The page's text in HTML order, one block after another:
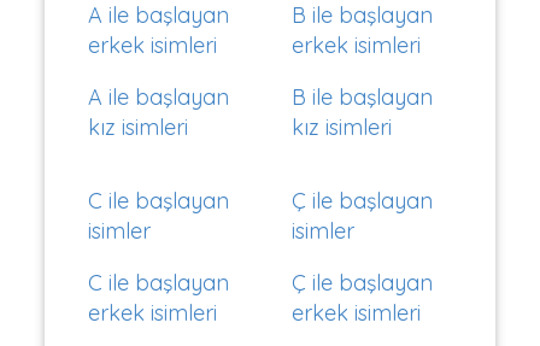
A ile başlayan
erkek isimleri
A ile başlayan
kız isimleri
B ile başlayan
erkek isimleri
B ile başlayan
kız isimleri
C ile başlayan
isimler
C ile başlayan
erkek isimleri
Ç ile başlayan
isimler
Ç ile başlayan
erkek isimleri